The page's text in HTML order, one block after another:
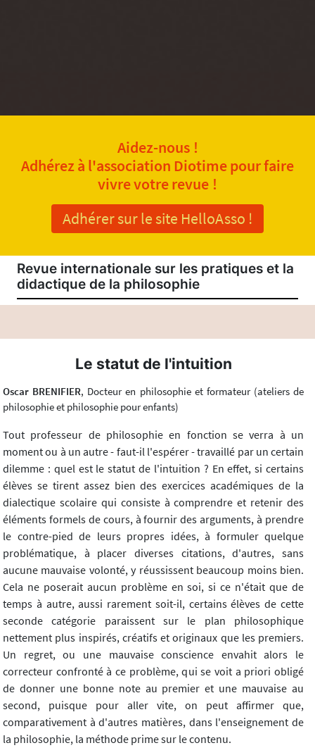
Aidez-nous !
Adhérez à l'association Diotime pour faire
vivre votre revue !
Adhérer sur le site HelloAsso !
Revue internationale sur les pratiques et la
didactique de la philosophie
Le statut de l'intuition
Oscar BRENIFIER, Docteur en philosophie et formateur (ateliers de
philosophie et philosophie pour enfants)
Tout professeur de philosophie en fonction se verra à un
moment ou à un autre - faut-il l'espérer - travaillé par un certain
dilemme : quel est le statut de l'intuition ? En effet, si certains
élèves se tirent assez bien des exercices académiques de la
dialectique scolaire qui consiste à comprendre et retenir des
éléments formels de cours, à fournir des arguments, à prendre
le contre-pied de leurs propres idées, à formuler quelque
problématique, à placer diverses citations, d'autres, sans
aucune mauvaise volonté, y réussissent beaucoup moins bien.
Cela ne poserait aucun problème en soi, si ce n'était que de
temps à autre, aussi rarement soit-il, certains élèves de cette
seconde catégorie paraissent sur le plan philosophique
nettement plus inspirés, créatifs et originaux que les premiers.
Un regret, ou une mauvaise conscience envahit alors le
correcteur confronté à ce problème, qui se voit a priori obligé
de donner une bonne note au premier et une mauvaise au
second, puisque pour aller vite, on peut affirmer que,
comparativement à d'autres matières, dans l'enseignement de
la philosophie, la méthode prime sur le contenu.